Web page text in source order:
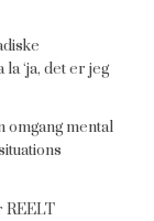
‘ja, det er jeg
omgang mental
REELT